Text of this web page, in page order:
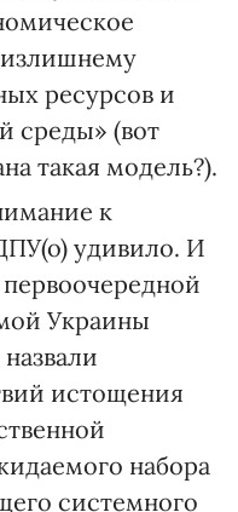
излишнему
ресурсов и
среды» (вот
такая модель?).
к
удивило. И
Украины
истощения
набора
системного